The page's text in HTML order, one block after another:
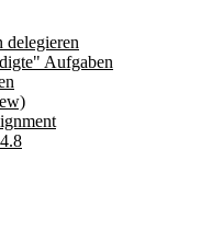
delegieren
Aufgaben